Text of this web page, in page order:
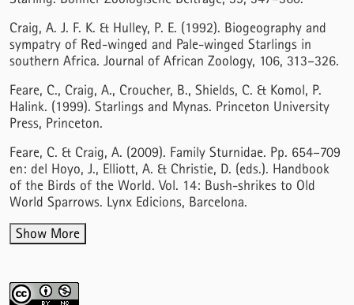
Craig, A. J. F. K. & Hulley, P. E. (1992). Biogeography and
sympatry of Red-winged and Pale-winged Starlings in
southern Africa. Journal of African Zoology, 106, 313–326.
Feare, C., Craig, A., Croucher, B., Shields, C. & Komol, P.
Halink. (1999). Starlings and Mynas. Princeton University
Press, Princeton.
Feare, C. & Craig, A. (2009). Family Sturnidae. Pp. 654–709
en: del Hoyo, J., Elliott, A. & Christie, D. (eds.). Handbook
of the Birds of the World. Vol. 14: Bush-shrikes to Old
World Sparrows. Lynx Edicions, Barcelona.
Show More